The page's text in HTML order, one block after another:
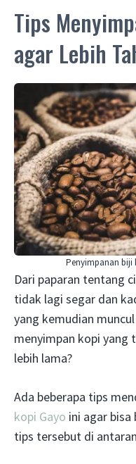
Tips
agar Lebih
Penyimpanan biji
Dari paparan tentang
tidak lagi segar dan
yang kemudian
menyimpan kopi yang
lebih lama?
Ada beberapa tips
kopi Gayo ini agar bisa
tips tersebut di